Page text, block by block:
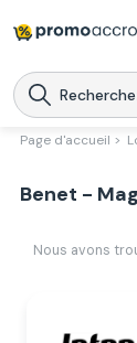
Magasins
Produits
Promoaccro
Page d'accueil >
Benet -
Nous avons